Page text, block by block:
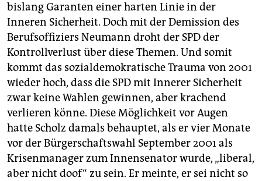
bislang Garanten einer harten Linie in der
Inneren Sicherheit. Doch mit der Demission des
Berufsoffiziers Neumann droht der SPD der
Kontrollverlust über diese Themen. Und somit
kommt das sozialdemokratische Trauma von 2001
wieder hoch, dass die SPD mit Innerer Sicherheit
zwar keine Wahlen gewinnen, aber krachend
verlieren könne. Diese Möglichkeit vor Augen
hatte Scholz damals behauptet, als er vier Monate
vor der Bürgerschaftswahl September 2001 als
Krisenmanager zum Innensenator wurde, „liberal,
aber nicht doof“ zu sein. Er meinte, er sei nicht so